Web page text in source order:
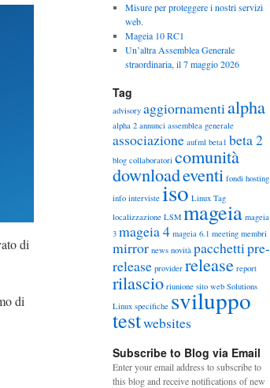
di
di
Misure per proteggere i nostri servizi
web.
Mageia 10 RC1
Un’altra Assemblea Generale
straordinaria, il 7 maggio 2026
Tag
advisory aggiornamentialpha
alpha 2 annunci assemblea generale
associazione aufml beta1 beta 2
blog collaboratori comunità
downloadeventi fondi hosting
info interviste iso Linux Tag
localizzazione LSM mageia mageia
3 mageia 4 mageia 6.1 meeting membri
mirror news novità pacchettipre-
release provider release report
rilascio riunione sito web Solutions
Linux specifiche sviluppo
testwebsites
Subscribe to Blog via Email
Enter your email address to subscribe to
this blog and receive notifications of new